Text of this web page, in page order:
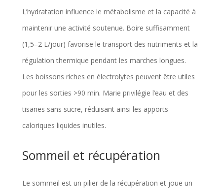
L’hydratation influence le métabolisme et la capacité à
maintenir une activité soutenue. Boire suffisamment
(1,5–2 L/jour) favorise le transport des nutriments et la
régulation thermique pendant les marches longues.
Les boissons riches en électrolytes peuvent être utiles
pour les sorties >90 min. Marie privilégie l’eau et des
tisanes sans sucre, réduisant ainsi les apports
caloriques liquides inutiles.
Sommeil et récupération
Le sommeil est un pilier de la récupération et joue un